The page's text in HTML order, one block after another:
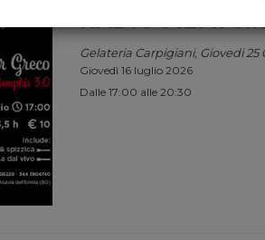
RADIO
Gelateria Carpigiani, Giovedi 25
Giovedì 16 luglio 2026
Dalle 17:00 alle 20:30